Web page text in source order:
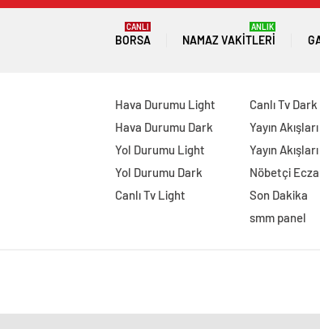
BORSA
CANLI
NAMAZ VAKITLERI
ANLIK
Hava Durumu Light
Hava Durumu Dark
Yol Durumu Light
Yol Durumu Dark
Canlı Tv Light
Canlı Tv Dark
Yayın
Yayın
Nöbetçi
Son Dakika
smm panel